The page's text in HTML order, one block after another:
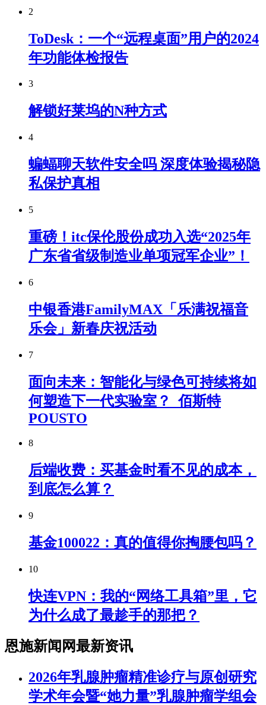
2
ToDesk：一个“远程桌面”用户的2024
年功能体检报告
3
解锁好莱坞的N种方式
4
蝙蝠聊天软件安全吗 深度体验揭秘隐
私保护真相
5
重磅！itc保伦股份成功入选“2025年
广东省省级制造业单项冠军企业”！
6
中银香港FamilyMAX「乐满祝福音
乐会」新春庆祝活动
7
面向未来：智能化与绿色可持续将如
何塑造下一代实验室？_佰斯特
POUSTO
8
后端收费：买基金时看不见的成本，
到底怎么算？
9
基金100022：真的值得你掏腰包吗？
10
快连VPN：我的“网络工具箱”里，它
为什么成了最趁手的那把？
恩施新闻网最新资讯
2026年乳腺肿瘤精准诊疗与原创研究
学术年会暨“她力量”乳腺肿瘤学组会